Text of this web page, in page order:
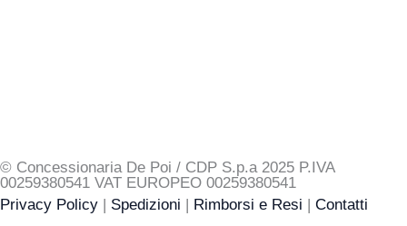
© Concessionaria De Poi / CDP S.p.a 2025 P.IVA
00259380541 VAT EUROPEO 00259380541
Privacy Policy | Spedizioni | Rimborsi e Resi | Contatti